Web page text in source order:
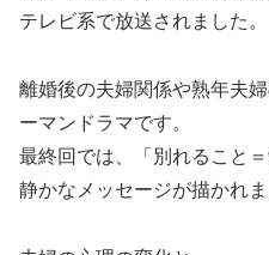
テレビ系で放送されました。
離婚後の夫婦関係や熟年夫
ーマンドラマです。
最終回では、「別れること
静かなメッセージが描かれま